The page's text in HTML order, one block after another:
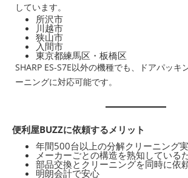
しています。
所沢市
川越市
狭山市
入間市
東京都練馬区・板橋区
SHARP ES-S7E以外の機種でも、ドアパッキ
ーニングに対応可能です。
便利屋BUZZに依頼するメリット
年間500台以上の分解クリーニング
メーカーごとの構造を熟知している
部品交換とクリーニングを同時に依
明朗会計で安心